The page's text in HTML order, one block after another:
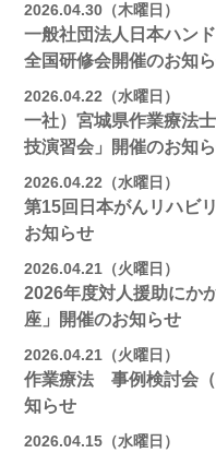
2026.04.30（木曜日）
一般社団法人日本ハン
全国研修会開催のお知
2026.04.22（水曜日）
一社）宮城県作業療法
技演習会」開催のお知
2026.04.22（水曜日）
第15回日本がんリハビ
お知らせ
2026.04.21（火曜日）
2026年度対人援助にか
座」開催のお知らせ
2026.04.21（火曜日）
作業療法 事例検討会
知らせ
2026.04.15（水曜日）